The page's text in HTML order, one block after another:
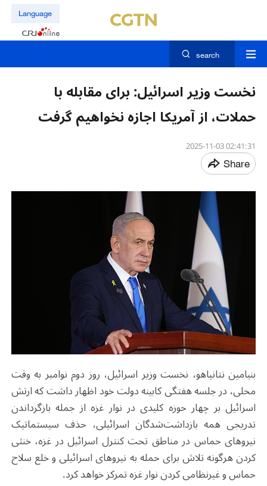
Language
search
نخست وزیر اسرائیل: برای مقابله با
حملات، از آمریکا اجازه نخواهیم گرفت
02:41:31 2025-11-03
Share
بنیامین نتانیاهو، نخست وزیر اسرائیل، روز دوم نوامبر به وقت
محلی، در جلسه هفتگی کابینه دولت خود اظهار داشت که ارتش
اسرائیل بر چهار حوزه کلیدی در نوار غزه از جمله بازگرداندن
تدریجی همه بازداشت‌شدگان اسرائیلی، حذف سیستماتیک
نیروهای حماس در مناطق تحت کنترل اسرائیل در غزه، خنثی
کردن هرگونه تلاش برای حمله به نیروهای اسرائیلی و خلع سلاح
حماس و غیرنظامی کردن نوار غزه تمرکز خواهد کرد.